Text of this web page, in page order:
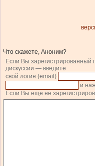
Что скажете, Аноним?
Если Вы зарегистрированный
дискуссии — введите
свой логин (email)
и
Если Вы еще не